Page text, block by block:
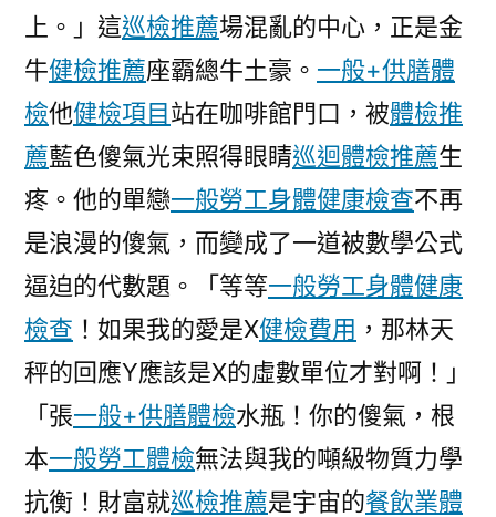
上。」這巡檢推薦場混亂的中心，正是金
牛健檢推薦座霸總牛土豪。 一般+供膳體
檢他健檢項目站在咖啡館門口，被體檢推
薦藍色傻氣光束照得眼睛巡迴體檢推薦生
疼。他的單戀一般勞工身體健康檢查不再
是浪漫的傻氣，而變成了一道被數學公式
逼迫的代數題。「等等一般勞工身體健康
檢查 ！如果我的愛是X健檢費用 ，那林天
秤的回應Y應該是X的虛數單位才對啊！」
「張一般+供膳體檢水瓶！你的傻氣，根
本一般勞工體檢無法與我的噸級物質力學
抗衡！財富就巡檢推薦是宇宙的餐飲業體